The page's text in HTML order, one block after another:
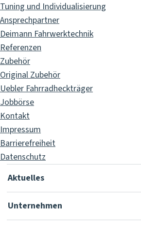
Tuning und Individualisierung
Ansprechpartner
Deimann Fahrwerktechnik
Referenzen
Zubehör
Original Zubehör
Uebler Fahrradheckträger
Jobbörse
Kontakt
Impressum
Barrierefreiheit
Datenschutz
Aktuelles
Unternehmen